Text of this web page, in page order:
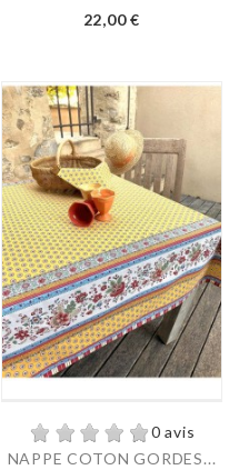
22,00 €
0 avis
NAPPE COTON GORDES...